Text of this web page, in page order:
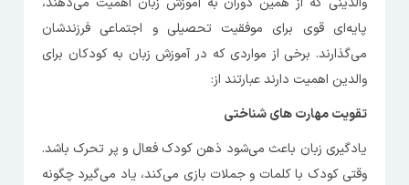
پایه‌ای قوی برای موفقیت تحصیلی و اجتماعی فرزندشان
می‌گذارند. برخی از مواردی که در آموزش زبان به کودکان برای
والدین اهمیت دارند عبارتند از:
تقویت مهارت ‌های شناختی
یادگیری زبان باعث می‌شود ذهن کودک فعال و پر تحرک باشد.
وقتی کودک با کلمات و جملات بازی می‌کند، یاد می‌گیرد چگونه